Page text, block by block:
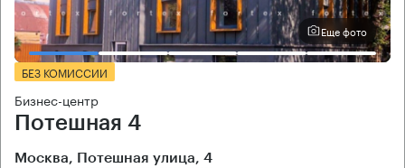
Еще фото
БЕЗ КОМИССИИ
Бизнес-центр
Потешная 4
Москва, Потешная улица, 4